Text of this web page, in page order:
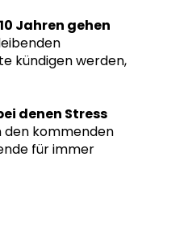
Jahren gehen
kündigen werden,
denen Stress
den kommenden
für immer